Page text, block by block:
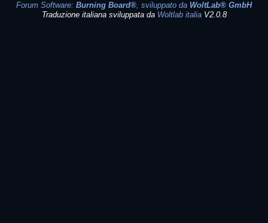
Forum Software: Burning Board®, sviluppato da WoltLab® GmbH
Traduzione italiana sviluppata da Woltlab italiaV2.0.8